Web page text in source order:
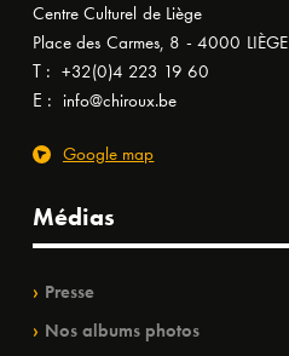
Centre Culturel de Liège
Place des Carmes, 8 - 4000 LIÈGE
T : +32(0)4 223 19 60
E : info@chiroux.be
Google map
Médias
Presse
Nos albums photos